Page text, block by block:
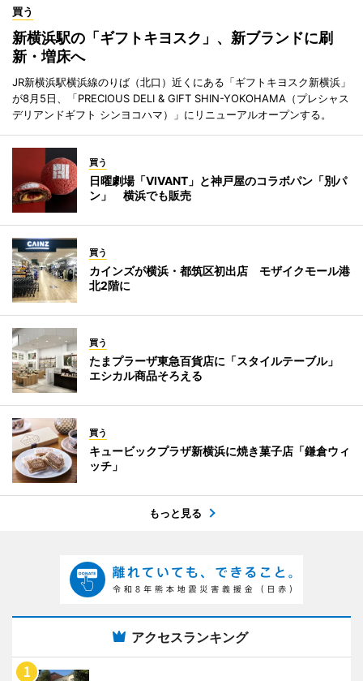
買う
新横浜駅の「ギフトキヨスク」、新ブランドに刷
新・増床へ
JR新横浜駅横浜線のりば（北口）近くにある「ギフトキヨスク新横浜」
が8月5日、「PRECIOUS DELI & GIFT SHIN-YOKOHAMA（プレシャス
デリアンドギフト シンヨコハマ）」にリニューアルオープンする。
買う
日曜劇場「VIVANT」と神戸屋のコラボパン「別パ
ン」 横浜でも販売
買う
カインズが横浜・都筑区初出店 モザイクモール港
北2階に
買う
たまプラーザ東急百貨店に「スタイルテーブル」
エシカル商品そろえる
買う
キュービックプラザ新横浜に焼き菓子店「鎌倉ウィ
ッチ」
もっと見る
アクセスランキング